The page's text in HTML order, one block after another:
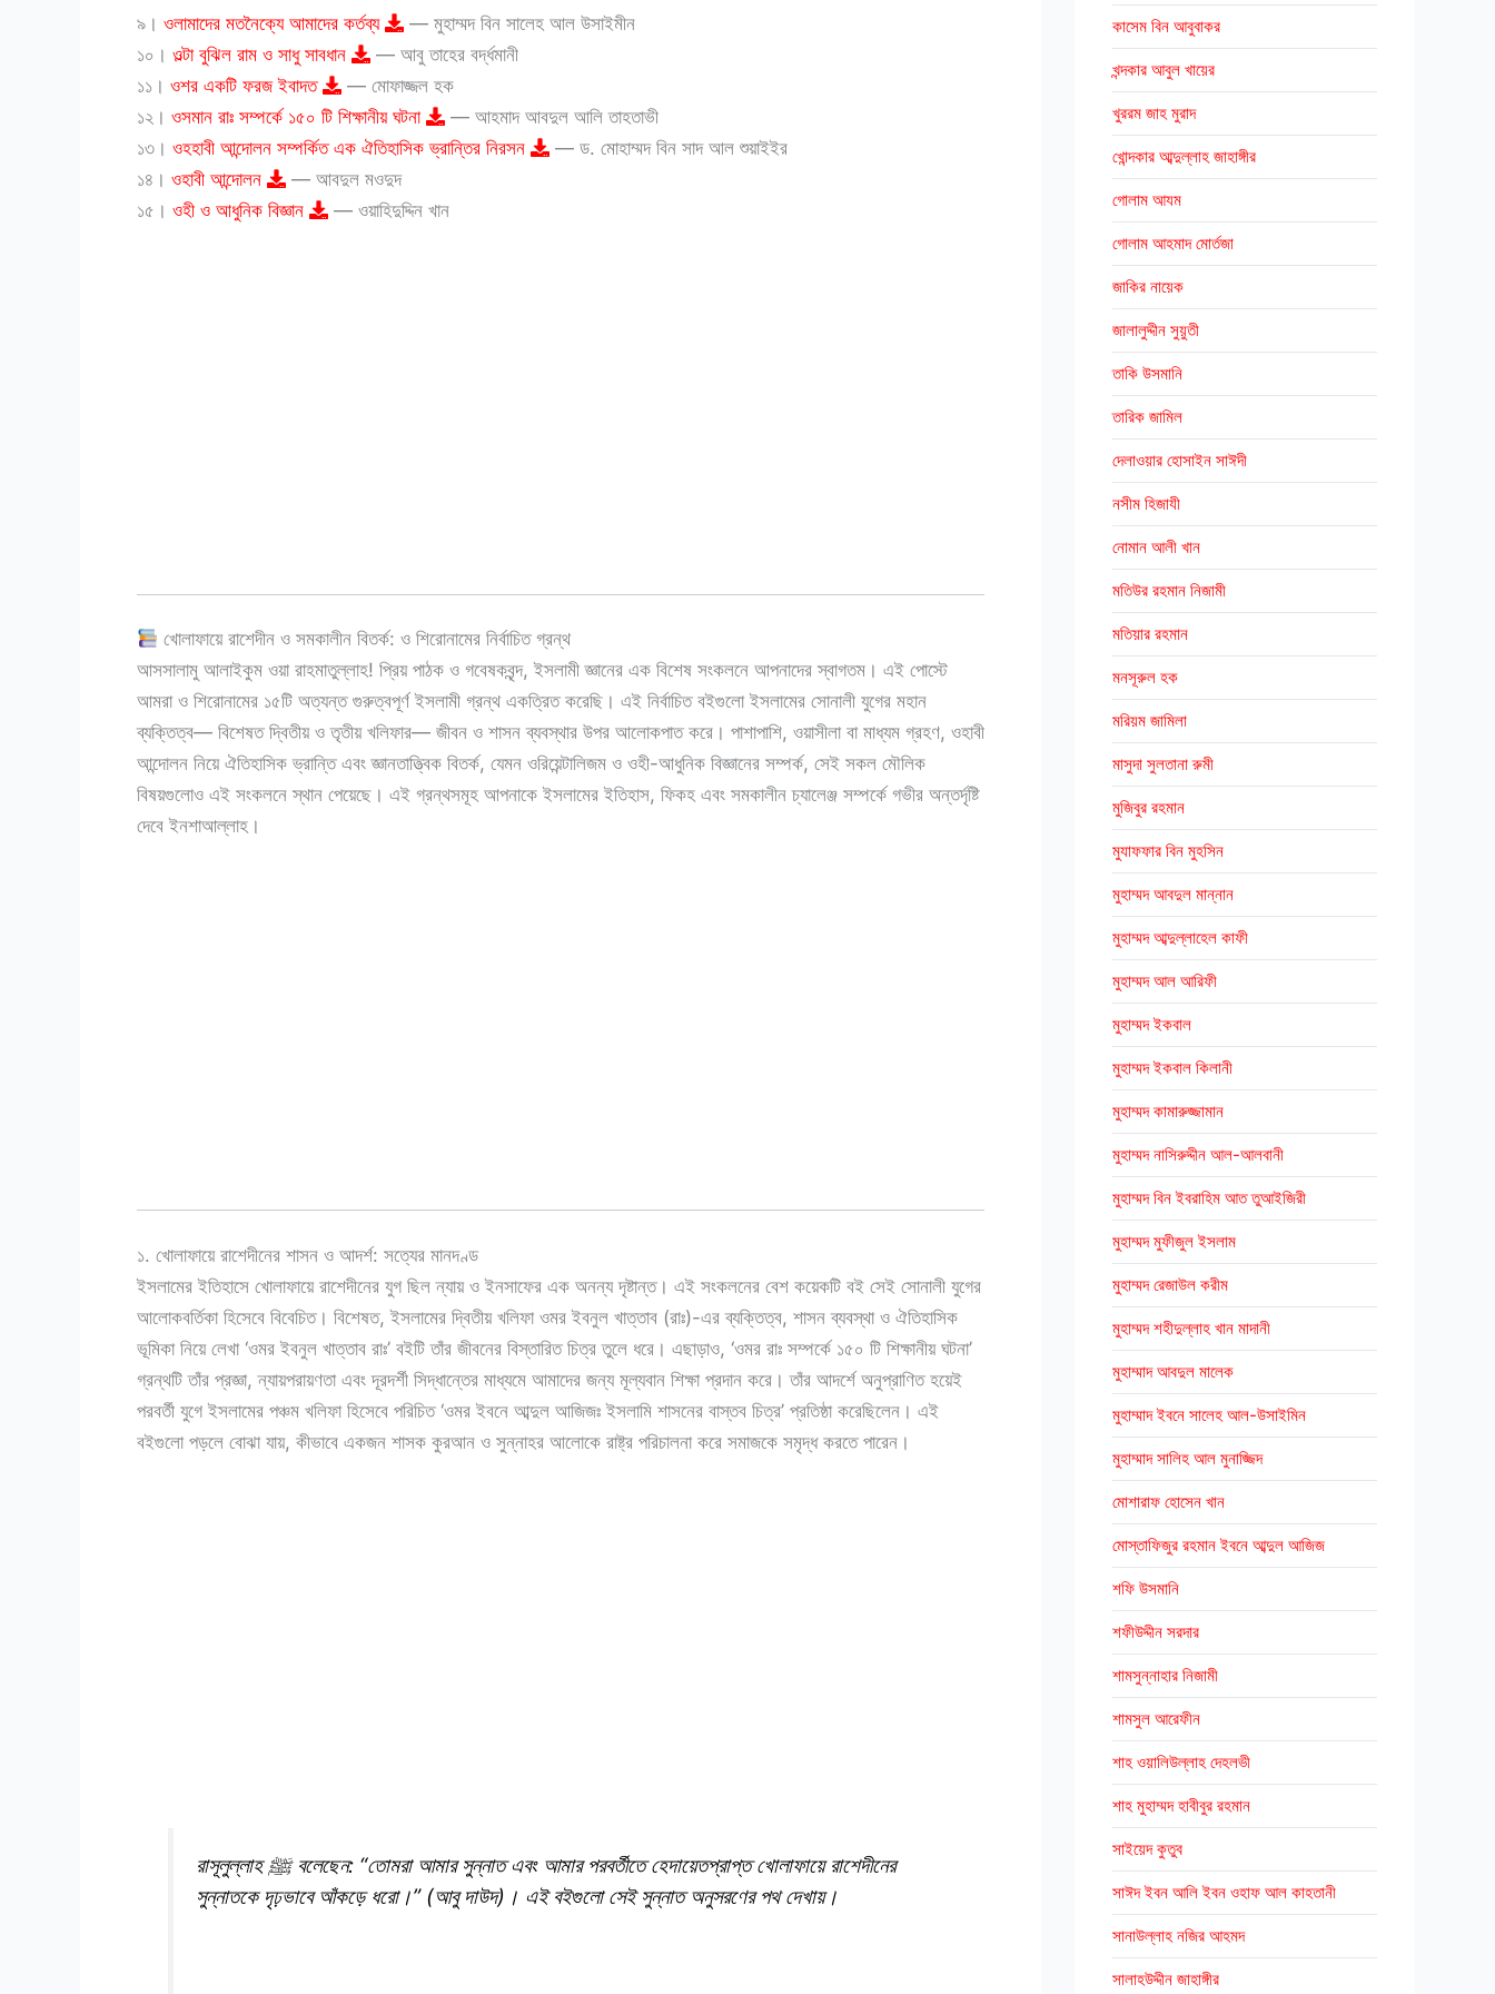
৯। ওলামাদের মতনৈক্যে আমাদের কর্তব্য
— মুহাম্মদ বিন সালেহ আল উসাইমীন
১০। ওল্টা বুঝিল রাম ও সাধু সাবধান
— আবু তাহের বর্দ্ধমানী
১১। ওশর একটি ফরজ ইবাদত
— মোফাজ্জল হক
১২। ওসমান রাঃ সম্পর্কে ১৫০ টি শিক্ষানীয় ঘটনা
— আহমাদ আবদুল আলি তাহতাভী
১৩। ওহহাবী আন্দোলন সম্পর্কিত এক ঐতিহাসিক ভ্রান্তির নিরসন
— ড. মোহাম্মদ বিন সাদ আল শুয়াইইর
১৪। ওহাবী আন্দোলন
— আবদুল মওদুদ
১৫। ওহী ও আধুনিক বিজ্ঞান — ওয়াহিদুদ্দিন খান
খোলাফায়ে রাশেদীন ও সমকালীন বিতর্ক: ও শিরোনামের নির্বাচিত গ্রন্থ
আসসালামু আলাইকুম ওয়া রাহমাতুল্লাহ! প্রিয় পাঠক ও গবেষকবৃন্দ, ইসলামী জ্ঞানের এক বিশেষ সংকলনে আপনাদের স্বাগতম। এই পোস্টে
আমরা ও শিরোনামের ১৫টি অত্যন্ত গুরুত্বপূর্ণ ইসলামী গ্রন্থ একত্রিত করেছি। এই নির্বাচিত বইগুলো ইসলামের সোনালী যুগের মহান
ব্যক্তিত্ব— বিশেষত দ্বিতীয় ও তৃতীয় খলিফার— জীবন ও শাসন ব্যবস্থার উপর আলোকপাত করে। পাশাপাশি, ওয়াসীলা বা মাধ্যম গ্রহণ, ওহাবী
আন্দোলন নিয়ে ঐতিহাসিক ভ্রান্তি এবং জ্ঞানতাত্ত্বিক বিতর্ক, যেমন ওরিয়েন্টালিজম ও ওহী-আধুনিক বিজ্ঞানের সম্পর্ক, সেই সকল মৌলিক
বিষয়গুলোও এই সংকলনে স্থান পেয়েছে। এই গ্রন্থসমূহ আপনাকে ইসলামের ইতিহাস, ফিকহ এবং সমকালীন চ্যালেঞ্জ সম্পর্কে গভীর অন্তর্দৃষ্টি
দেবে ইনশাআল্লাহ।
১. খোলাফায়ে রাশেদীনের শাসন ও আদর্শ: সত্যের মানদণ্ড
ইসলামের ইতিহাসে খোলাফায়ে রাশেদীনের যুগ ছিল ন্যায় ও ইনসাফের এক অনন্য দৃষ্টান্ত। এই সংকলনের বেশ কয়েকটি বই সেই সোনালী যুগের
আলোকবর্তিকা হিসেবে বিবেচিত। বিশেষত, ইসলামের দ্বিতীয় খলিফা ওমর ইবনুল খাত্তাব (রাঃ)-এর ব্যক্তিত্ব, শাসন ব্যবস্থা ও ঐতিহাসিক
ভূমিকা নিয়ে লেখা ‘ওমর ইবনুল খাত্তাব রাঃ’ বইটি তাঁর জীবনের বিস্তারিত চিত্র তুলে ধরে। এছাড়াও, ‘ওমর রাঃ সম্পর্কে ১৫০ টি শিক্ষানীয় ঘটনা’
গ্রন্থটি তাঁর প্রজ্ঞা, ন্যায়পরায়ণতা এবং দূরদর্শী সিদ্ধান্তের মাধ্যমে আমাদের জন্য মূল্যবান শিক্ষা প্রদান করে। তাঁর আদর্শে অনুপ্রাণিত হয়েই
পরবর্তী যুগে ইসলামের পঞ্চম খলিফা হিসেবে পরিচিত ‘ওমর ইবনে আব্দুল আজিজঃ ইসলামি শাসনের বাস্তব চিত্র’ প্রতিষ্ঠা করেছিলেন। এই
বইগুলো পড়লে বোঝা যায়, কীভাবে একজন শাসক কুরআন ও সুন্নাহর আলোকে রাষ্ট্র পরিচালনা করে সমাজকে সমৃদ্ধ করতে পারেন।
রাসূলুল্লাহ ﷺ বলেছেন: “তোমরা আমার সুন্নাত এবং আমার পরবর্তীতে হেদায়েতপ্রাপ্ত খোলাফায়ে রাশেদীনের
সুন্নাতকে দৃঢ়ভাবে আঁকড়ে ধরো।” (আবু দাউদ)। এই বইগুলো সেই সুন্নাত অনুসরণের পথ দেখায়।
কাসেম বিন আবুবাকর
খন্দকার আবুল খায়ের
খুররম জাহ মুরাদ
খোন্দকার আব্দুল্লাহ জাহাঙ্গীর
গোলাম আযম
গোলাম আহমাদ মোর্তজা
জাকির নায়েক
জালালুদ্দীন সুয়ুতী
তাকি উসমানি
তারিক জামিল
দেলাওয়ার হোসাইন সাঈদী
নসীম হিজাযী
নোমান আলী খান
মতিউর রহমান নিজামী
মতিয়ার রহমান
মনসূরুল হক
মরিয়ম জামিলা
মাসুদা সুলতানা রুমী
মুজিবুর রহমান
মুযাফফার বিন মুহসিন
মুহাম্মদ আবদুল মান্নান
মুহাম্মদ আব্দুল্লাহেল কাফী
মুহাম্মদ আল আরিফী
মুহাম্মদ ইকবাল
মুহাম্মদ ইকবাল কিলানী
মুহাম্মদ কামারুজ্জামান
মুহাম্মদ নাসিরুদ্দীন আল-আলবানী
মুহাম্মদ বিন ইবরাহিম আত তুআইজিরী
মুহাম্মদ মুফীজুল ইসলাম
মুহাম্মদ রেজাউল করীম
মুহাম্মদ শহীদুল্লাহ খান মাদানী
মুহাম্মাদ আবদুল মালেক
মুহাম্মাদ ইবনে সালেহ আল-উসাইমিন
মুহাম্মাদ সালিহ আল মুনাজ্জিদ
মোশারাফ হোসেন খান
মোস্তাফিজুর রহমান ইবনে আব্দুল আজিজ
শফি উসমানি
শফীউদ্দীন সরদার
শামসুন্নাহার নিজামী
শামসুল আরেফীন
শাহ ওয়ালিউল্লাহ দেহলভী
শাহ মুহাম্মদ হাবীবুর রহমান
সাইয়েদ কুতুব
সাঈদ ইবন আলি ইবন ওহাফ আল কাহতানী
সানাউল্লাহ নজির আহমদ
সালাহউদ্দীন জাহাঙ্গীর